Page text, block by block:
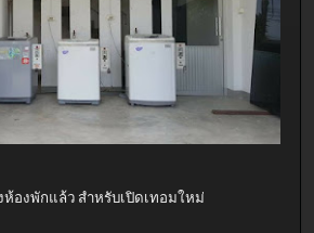
ห้องพักแล้ว สำหรับเปิดเทอมใหม่